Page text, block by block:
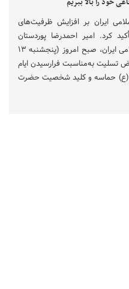
ایران بر افزایش ظرفیت‌های
کرد. امیر احمدرضا پوردستان
جانشین فرمانده‌کل ارتش جمهوری اسلامی ایران، صبح امروز (پنجشنبه ۱۳
تسلیت به‌مناسبت فرارسیدن ایام
حماسه و کلید شخصیت حضرت